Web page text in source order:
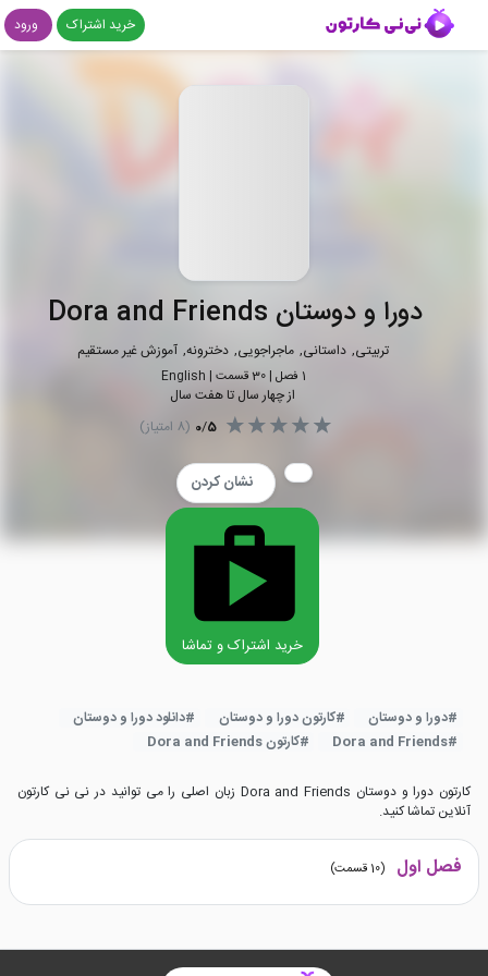
خرید اشتراک ورود
دورا و دوستان Dora and Friends
تربیتی داستانی ماجراجویی دخترونه آموزش غیر مستقیم
1 فصل | 30 قسمت |
از چهار سال تا هفت سال
0/5
(
8 امتیاز)
نشان کردن
خرید اشتراک و تماشا
#دورا و دوستان #کارتون دورا و دوستان #دانلود دورا و دوستان
#
Dora and Friends
#کارتون Dora and Friends
کارتون دورا و دوستان Dora and Friends زبان اصلی را می توانید در نی نی کارتون
آنلاین تماشا کنید.
فصل اول (
10 قسمت)